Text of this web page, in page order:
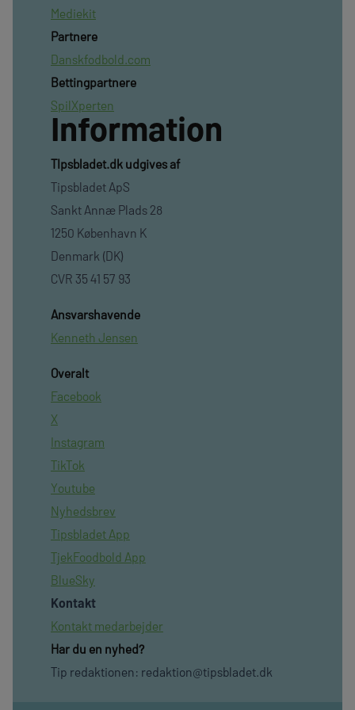
Mediekit
Partnere
Danskfodbold.com
Bettingpartnere
SpilXperten
Information
TIpsbladet.dk udgives af
Tipsbladet ApS
Sankt Annæ Plads 28
1250 København K
Denmark (DK)
CVR 35 41 57 93
Ansvarshavende
Kenneth Jensen
Overalt
Facebook
X
Instagram
TikTok
Youtube
Nyhedsbrev
Tipsbladet App
TjekFoodbold App
BlueSky
Kontakt
Kontakt medarbejder
Har du en nyhed?
Tip redaktionen: redaktion@tipsbladet.dk